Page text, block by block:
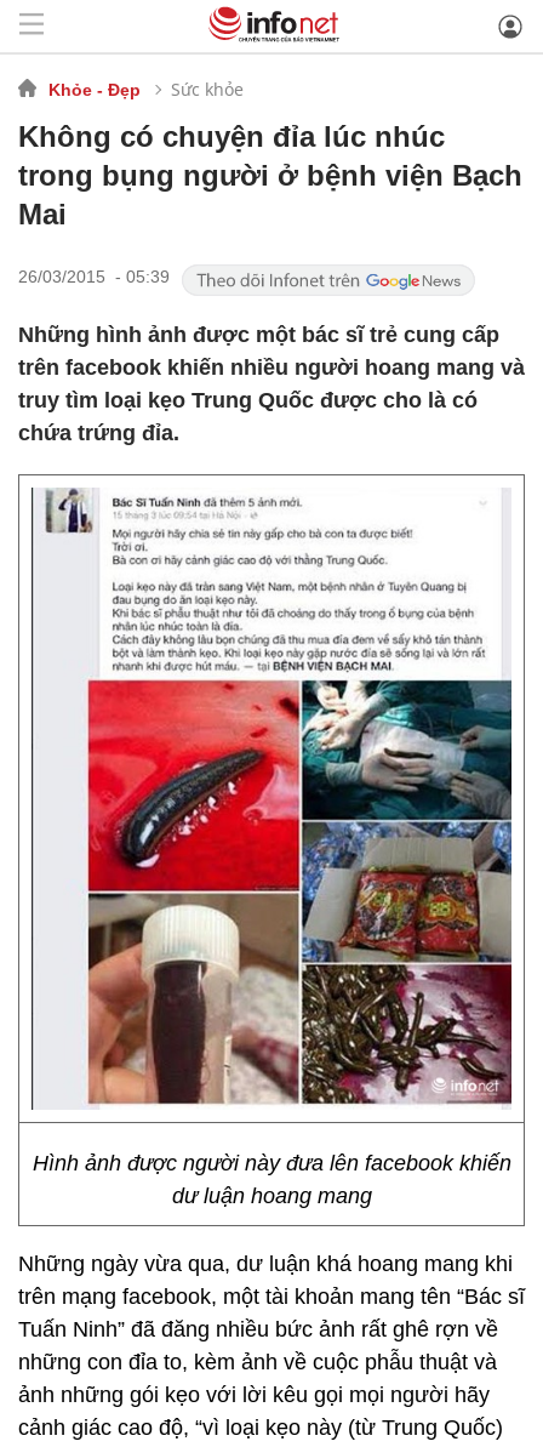
Khỏe - Đẹp Sức khỏe
Không có chuyện đỉa lúc nhúc
trong bụng người ở bệnh viện Bạch
Mai
26/03/2015 - 05:39
Những hình ảnh được một bác sĩ trẻ cung cấp
trên facebook khiến nhiều người hoang mang và
truy tìm loại kẹo Trung Quốc được cho là có
chứa trứng đỉa.
Hình ảnh được người này đưa lên facebook khiến
dư luận hoang mang
Những ngày vừa qua, dư luận khá hoang mang khi
trên mạng facebook, một tài khoản mang tên “Bác sĩ
Tuấn Ninh” đã đăng nhiều bức ảnh rất ghê rợn về
những con đỉa to, kèm ảnh về cuộc phẫu thuật và
ảnh những gói kẹo với lời kêu gọi mọi người hãy
cảnh giác cao độ, “vì loại kẹo này (từ Trung Quốc)